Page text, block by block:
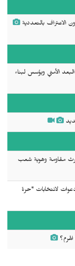
بالتعددية
الأمني ويؤسس لبناء
مقاومة وهوية شعب
لانتخابات "حرة